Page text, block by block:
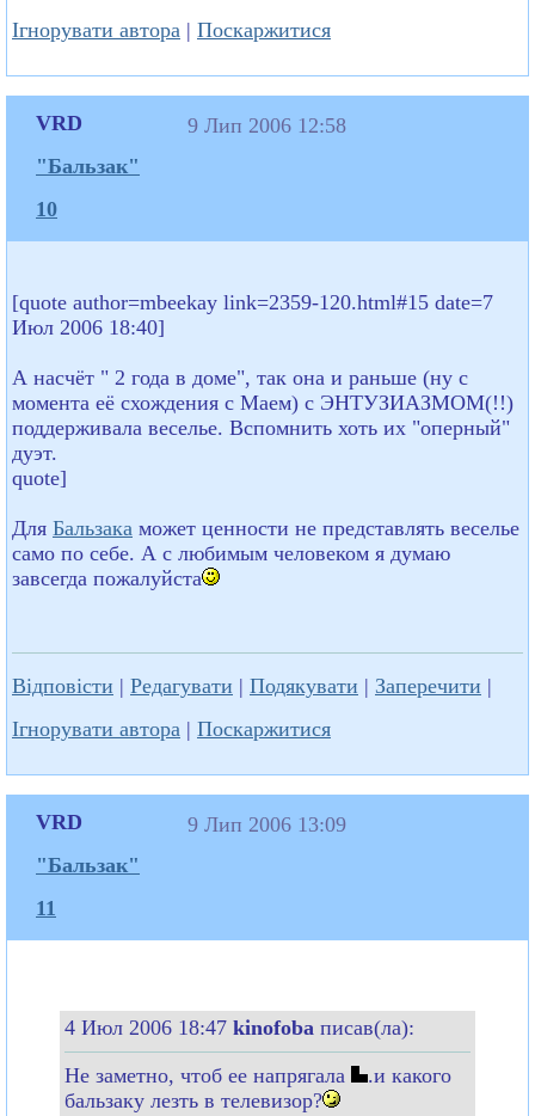
Ігнорувати автора | Поскаржитися
VRD
"Бальзак"
10
9 Лип 2006 12:58
[quote author=mbeekay link=2359-120.html#15 date=7
Июл 2006 18:40]
А насчёт " 2 года в доме", так она и раньше (ну с
момента её схождения с Маем) с ЭНТУЗИАЗМОМ(!!)
поддерживала веселье. Вспомнить хоть их "оперный"
дуэт.
quote]
Для Бальзака может ценности не представлять веселье
само по себе. А с любимым человеком я думаю
завсегда пожалуйста
Відповісти | Редагувати | Подякувати | Заперечити |
Ігнорувати автора | Поскаржитися
VRD
"Бальзак"
11
9 Лип 2006 13:09
4 Июл 2006 18:47 kinofoba писав(ла):
Не заметно, чтоб ее напрягала
.и какого
бальзаку лезть в телевизор?